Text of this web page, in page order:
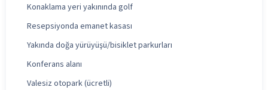
Konaklama yeri yakınında golf
Resepsiyonda emanet kasası
Yakında doğa yürüyüşü/bisiklet parkurları
Konferans alanı
Valesiz otopark (ücretli)